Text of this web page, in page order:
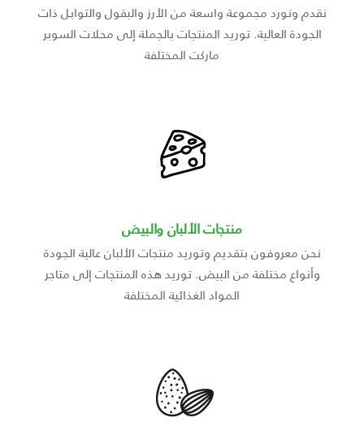
نقدم ونورد مجموعة واسعة من الأرز والبقول والتوابل ذات
الجودة العالية. توريد المنتجات بالجملة إلى محلات السوبر
ماركت المختلفة
منتجات الألبان والبيض
نحن معروفون بتقديم وتوريد منتجات الألبان عالية الجودة
وأنواع مختلفة من البيض. توريد هذه المنتجات إلى متاجر
المواد الغذائية المختلفة